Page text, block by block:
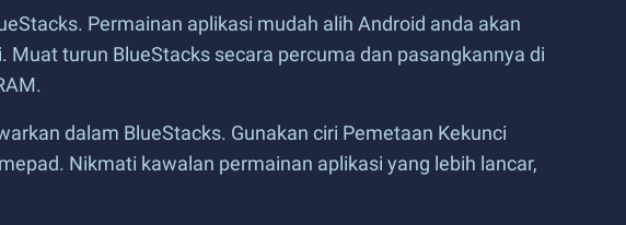
Permainan aplikasi mudah alih Android anda akan
turun BlueStacks secara percuma dan pasangkannya di
dalam BlueStacks. Gunakan ciri Pemetaan Kekunci
Nikmati kawalan permainan aplikasi yang lebih lancar,